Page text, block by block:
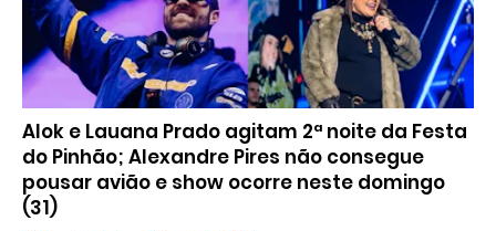
Alok e Lauana Prado agitam 2ª noite da Festa
do Pinhão; Alexandre Pires não consegue
pousar avião e show ocorre neste domingo
(31)